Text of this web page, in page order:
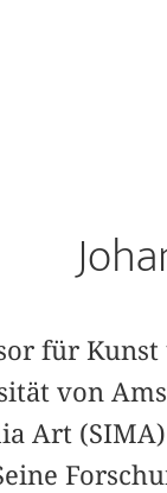
für
von
Art